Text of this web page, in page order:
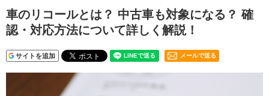
車のリコールとは？ 中古車も対象になる？ 確
認・対応方法について詳しく解説！
サイトを追加 メールで送る